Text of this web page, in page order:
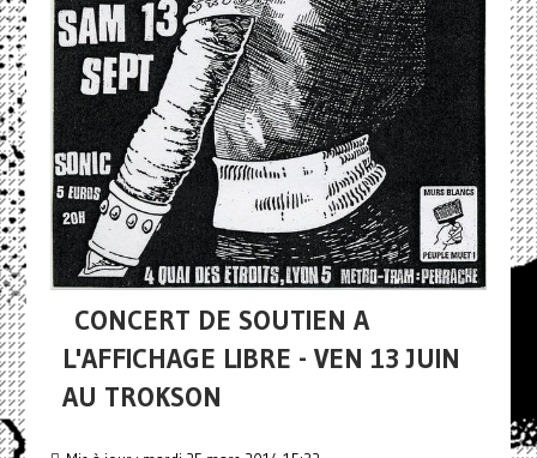
CONCERT DE SOUTIEN A
L'AFFICHAGE LIBRE - VEN 13 JUIN
AU TROKSON